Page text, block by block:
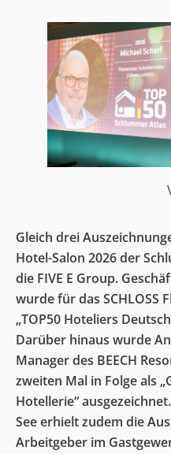
Gleich drei
Hotel-Salon 2026 der
die FIVE E Group.
wurde für das SCHLOSS
„TOP50 Hoteliers
Darüber hinaus wurde
Manager des BEECH
zweiten Mal in Folge als
Hotellerie“
See erhielt zudem die
Arbeitgeber im